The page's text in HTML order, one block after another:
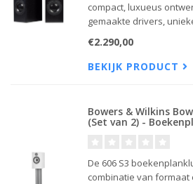
compact, luxueus
gemaakte drivers,
luidspreker
bas en een breed
€2.290,00
BEKIJK PRODUCT
Bowers & Wilkins
(Set van 2) -
De 606 S3
combinatie van formaat